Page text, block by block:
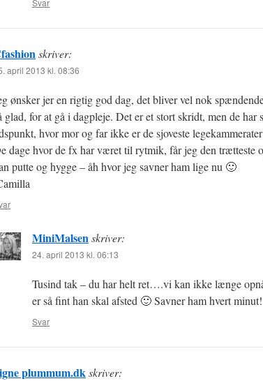
skriver:
april 2013 kl. 08:36
ønsker jer en rigtig god dag, det bliver vel nok
glad, for at gå i dagpleje. Det er et stort skridt, men de har
hvor mor og far ikke er de sjoveste
dage hvor de fx har været til rytmik, får jeg den trætteste
putte og hygge – åh hvor jeg savner ham lige nu 🙂
MiniMalsenskriver:
24. april 2013 kl. 06:13
Tusind tak – du har helt ret….vi kan ikke længe
er så fint han skal afsted 🙂 Savner ham hvert minut!
Svar
plummum.dkskriver: